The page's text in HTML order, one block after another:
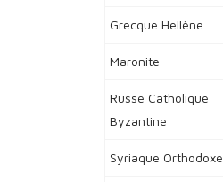
Grecque Hellène
Maronite
Russe Catholique
Byzantine
Syriaque Orthodoxe